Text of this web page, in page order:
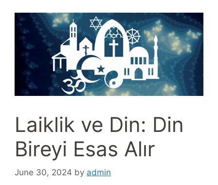
Laiklik ve Din: Din
Bireyi Esas Alır
June 30, 2024 by admin